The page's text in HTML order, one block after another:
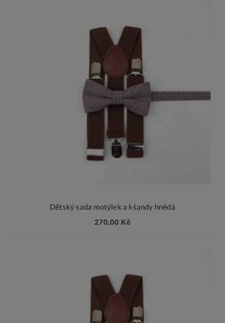
Dětský sada motýlek a kšandy hnědá
270,00 Kč